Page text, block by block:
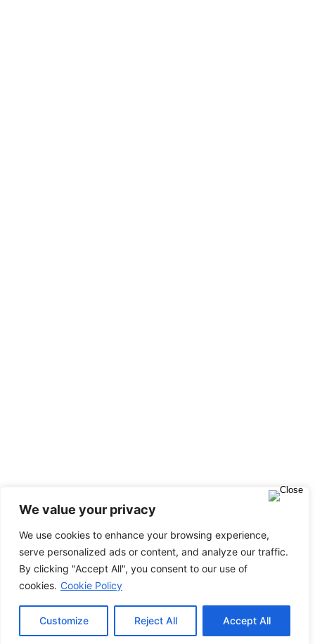
We value your privacy
We use cookies to enhance your browsing experience,
serve personalized ads or content, and analyze our traffic.
By clicking "Accept All", you consent to our use of
cookies. Cookie Policy
Customize Reject All Accept All